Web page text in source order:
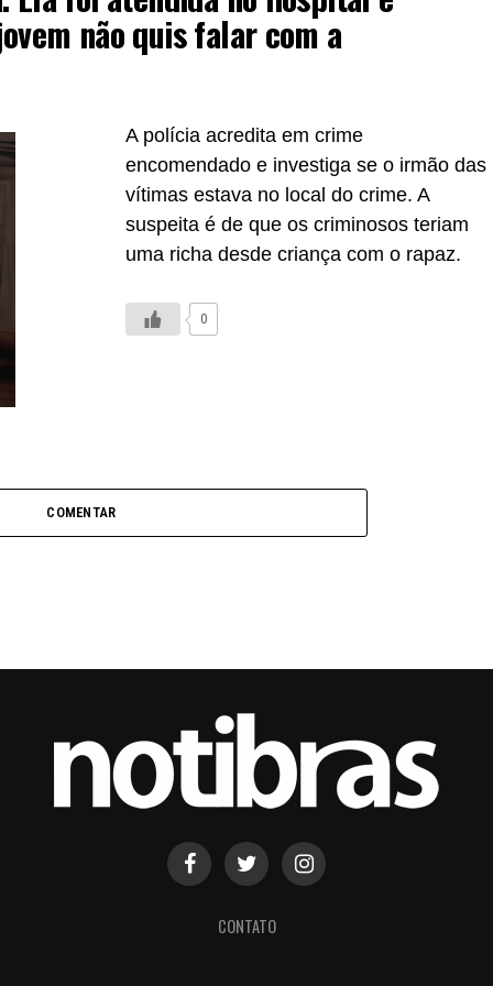
não quis falar com a
A polícia acredita em crime
encomendado e investiga se o irmão das
vítimas estava no local do crime. A
suspeita é de que os criminosos teriam
uma richa desde criança com o rapaz.
0
COMENTAR
CONTATO